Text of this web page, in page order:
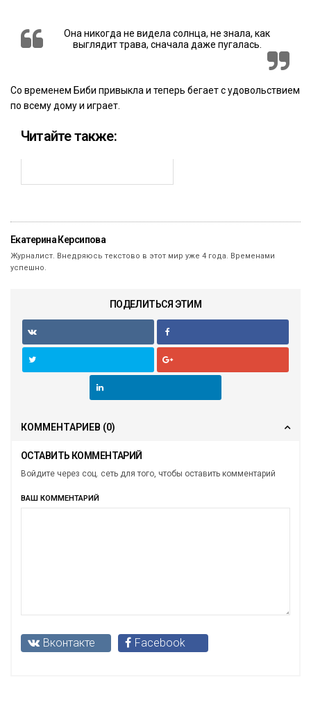
Она никогда не видела солнца, не знала, как
выглядит трава, сначала даже пугалась.
Со временем Биби привыкла и теперь бегает с удовольствием
по всему дому и играет.
Читайте также:
Екатерина Керсипова
Журналист. Внедряюсь текстово в этот мир уже 4 года. Временами
успешно.
ПОДЕЛИТЬСЯ ЭТИМ
КОММЕНТАРИЕВ (0)
ОСТАВИТЬ КОММЕНТАРИЙ
Войдите через соц. сеть для того, чтобы оставить комментарий
ВАШ КОММЕНТАРИЙ
Вконтакте Facebook